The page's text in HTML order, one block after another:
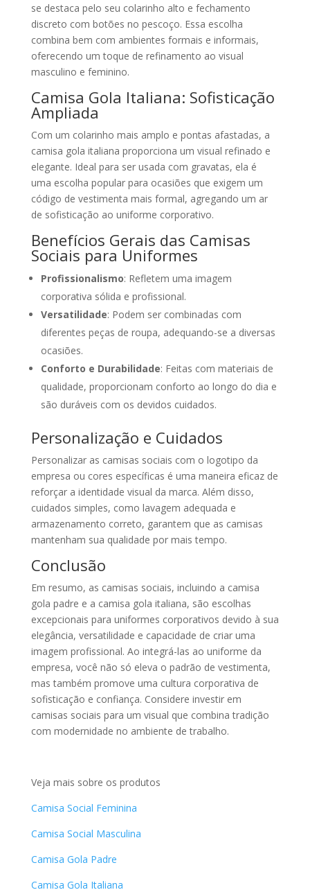
se destaca pelo seu colarinho alto e fechamento
discreto com botões no pescoço. Essa escolha
combina bem com ambientes formais e informais,
oferecendo um toque de refinamento ao visual
masculino e feminino.
Camisa Gola Italiana: Sofisticação
Ampliada
Com um colarinho mais amplo e pontas afastadas, a
camisa gola italiana proporciona um visual refinado e
elegante. Ideal para ser usada com gravatas, ela é
uma escolha popular para ocasiões que exigem um
código de vestimenta mais formal, agregando um ar
de sofisticação ao uniforme corporativo.
Benefícios Gerais das Camisas
Sociais para Uniformes
Profissionalismo: Refletem uma imagem
corporativa sólida e profissional.
Versatilidade: Podem ser combinadas com
diferentes peças de roupa, adequando-se a diversas
ocasiões.
Conforto e Durabilidade: Feitas com materiais de
qualidade, proporcionam conforto ao longo do dia e
são duráveis com os devidos cuidados.
Personalização e Cuidados
Personalizar as camisas sociais com o logotipo da
empresa ou cores específicas é uma maneira eficaz de
reforçar a identidade visual da marca. Além disso,
cuidados simples, como lavagem adequada e
armazenamento correto, garantem que as camisas
mantenham sua qualidade por mais tempo.
Conclusão
Em resumo, as camisas sociais, incluindo a camisa
gola padre e a camisa gola italiana, são escolhas
excepcionais para uniformes corporativos devido à sua
elegância, versatilidade e capacidade de criar uma
imagem profissional. Ao integrá-las ao uniforme da
empresa, você não só eleva o padrão de vestimenta,
mas também promove uma cultura corporativa de
sofisticação e confiança. Considere investir em
camisas sociais para um visual que combina tradição
com modernidade no ambiente de trabalho.
Veja mais sobre os produtos
Camisa Social Feminina
Camisa Social Masculina
Camisa Gola Padre
Camisa Gola Italiana